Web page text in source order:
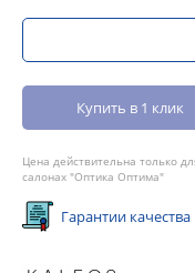
Купить в 1 клик
Цена действительна только
салонах "Оптика Оптима"
Гарантии качества